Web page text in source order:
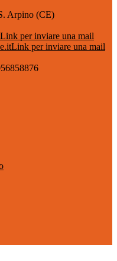
Arpino (CE)
Link per inviare una mail
Link per inviare una mail